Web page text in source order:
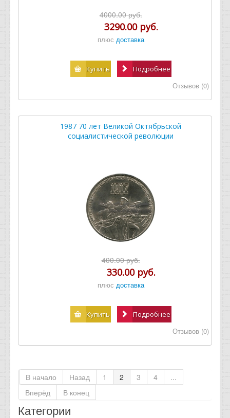
4000.00 руб.
3290.00 руб.
плюс доставка
Купить Подробнее
Отзывов (0)
1987 70 лет Великой Октябрьской
социалистической революции
400.00 руб.
330.00 руб.
плюс доставка
Купить Подробнее
Отзывов (0)
В начало Назад 1 2 3 4
...
Вперёд
В конец
Категории